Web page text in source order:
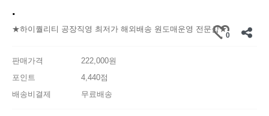
.
★하이퀄리티 공장직영 최저가 해외배송 원도매운영 전문샵★
0
판매가격
222,000원
포인트
4,440점
배송비결제
무료배송